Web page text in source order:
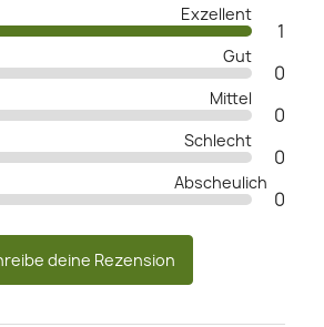
Exzellent
1
Gut
0
Mittel
0
Schlecht
0
Abscheulich
0
deine Rezension